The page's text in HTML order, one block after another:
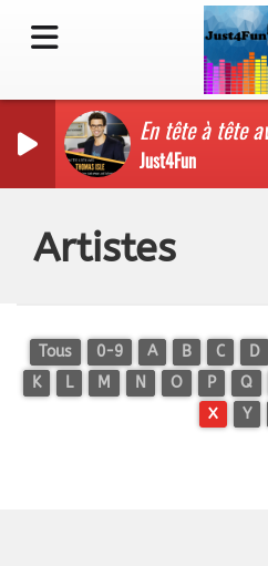
En tête à tête
Just4Fun
Artistes
Tous 0-9 A B C D
K
L M N O P Q
X
Y